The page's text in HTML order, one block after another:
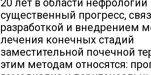
20 лет в области
существенный прогресс,
разработкой и внедрением
лечения конечных стадий
заместительной почечной
этим методам относятся: